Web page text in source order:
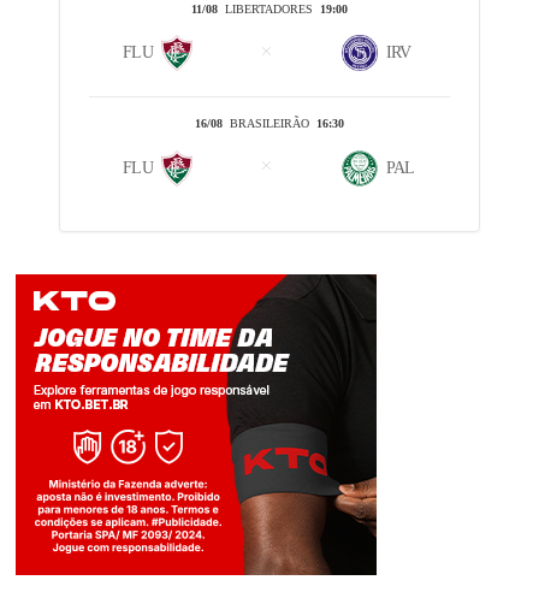
11/08LIBERTADORES 19:00
FLU IRV
16/08BRASILEIRÃO 16:30
FLU PAL
Jogue com responsabilidade. 18+